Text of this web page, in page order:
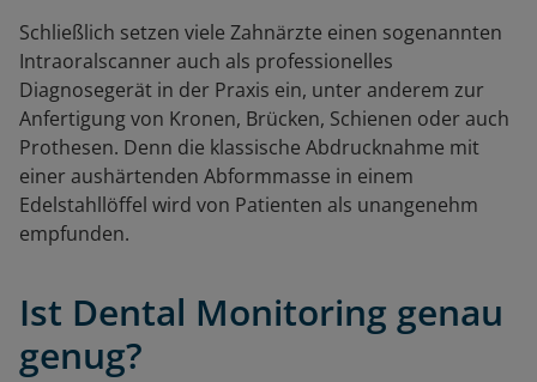
Schließlich setzen viele Zahnärzte einen sogenannten
Intraoralscanner auch als professionelles
Diagnosegerät in der Praxis ein, unter anderem zur
Anfertigung von Kronen, Brücken, Schienen oder auch
Prothesen. Denn die klassische Abdrucknahme mit
einer aushärtenden Abformmasse in einem
Edelstahllöffel wird von Patienten als unangenehm
empfunden.
Ist Dental Monitoring genau
genug?